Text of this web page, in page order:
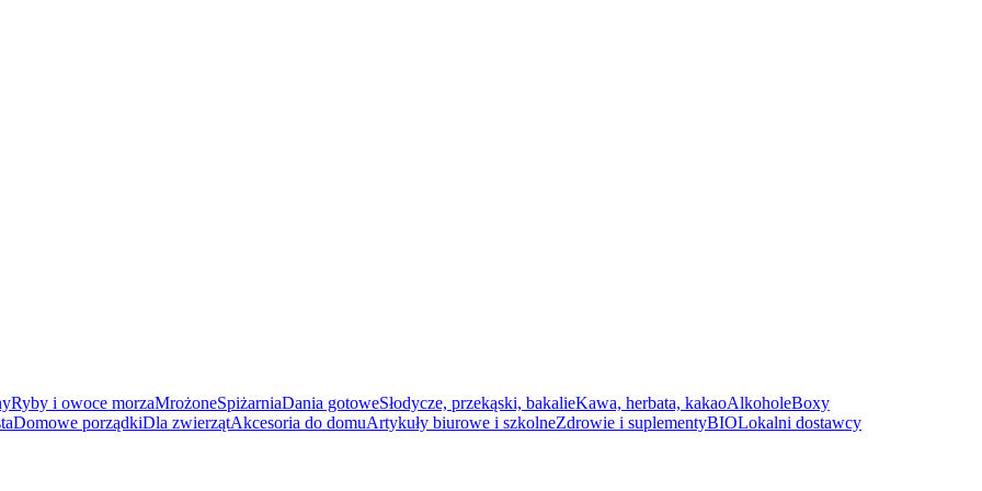
Ryby i owoce morzaMrożoneSpiżarniaDania gotoweSłodycze, przekąski, bakalieKawa, herbata, kakaoAlkoholeBoxy
Domowe porządkiDla zwierzątAkcesoria do domuArtykuły biurowe i szkolneZdrowie i suplementyBIOLokalni dostawcy